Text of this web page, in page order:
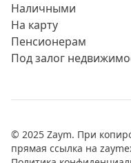
Наличными
На карту
Пенсионерам
Под залог
© 2025 Zaym. При
прямая ссылка на